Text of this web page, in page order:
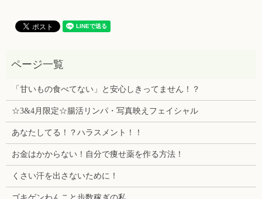
「甘いもの食べてない」と安心しきってません！？
☆3&4月限定☆腸活リンパ・写真映えフェイシャル
あなたしてる！？ハラスメント！！
お金はかからない！自分で痩せ薬を作る方法！
くさい汗を出さないために！
ゴキゲンわんこと歩数稼ぎの私